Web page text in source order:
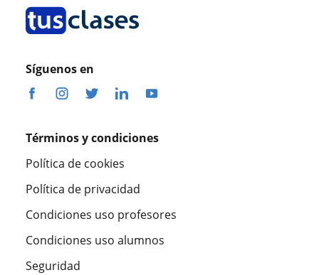
Síguenos en
Términos y condiciones
Política de cookies
Política de privacidad
Condiciones uso profesores
Condiciones uso alumnos
Seguridad